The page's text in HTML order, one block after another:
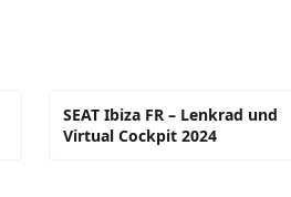
SEAT Ibiza FR – Lenkrad und
Virtual Cockpit 2024